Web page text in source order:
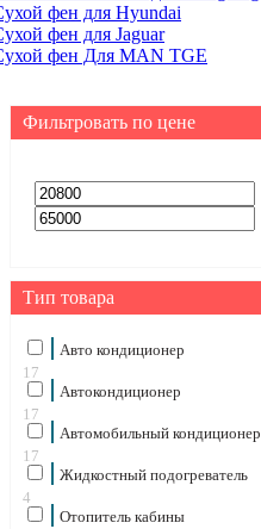
фен для Hyundai
фен для Jaguar
фен Для MAN TGE
Фильтровать по цене
Тип товара
Авто кондиционер
17
Автокондиционер
17
Автомобильный кондиционер
17
Жидкостный подогреватель
4
Отопитель кабины